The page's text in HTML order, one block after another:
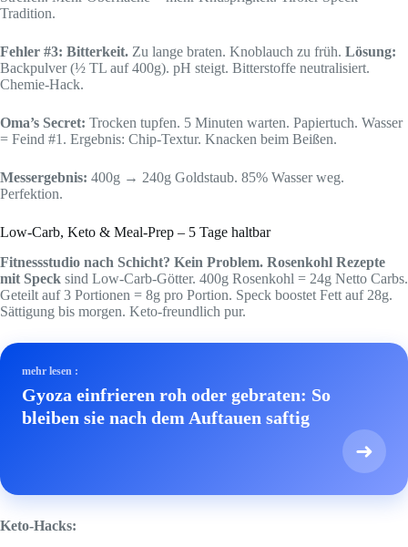
Tradition.
Fehler #3: Bitterkeit. Zu lange braten. Knoblauch zu früh. Lösung:
Backpulver (½ TL auf 400g). pH steigt. Bitterstoffe neutralisiert.
Chemie-Hack.
Oma’s Secret: Trocken tupfen. 5 Minuten warten. Papiertuch. Wasser
= Feind #1. Ergebnis: Chip-Textur. Knacken beim Beißen.
Messergebnis: 400g → 240g Goldstaub. 85% Wasser weg.
Perfektion.
Low-Carb, Keto & Meal-Prep – 5 Tage haltbar
Fitnessstudio nach Schicht? Kein Problem. Rosenkohl Rezepte
mit Speck sind Low-Carb-Götter. 400g Rosenkohl = 24g Netto Carbs.
Geteilt auf 3 Portionen = 8g pro Portion. Speck boostet Fett auf 28g.
Sättigung bis morgen. Keto-freundlich pur.
mehr lesen :
Gyoza einfrieren roh oder gebraten: So
bleiben sie nach dem Auftauen saftig
➜
Keto-Hacks: